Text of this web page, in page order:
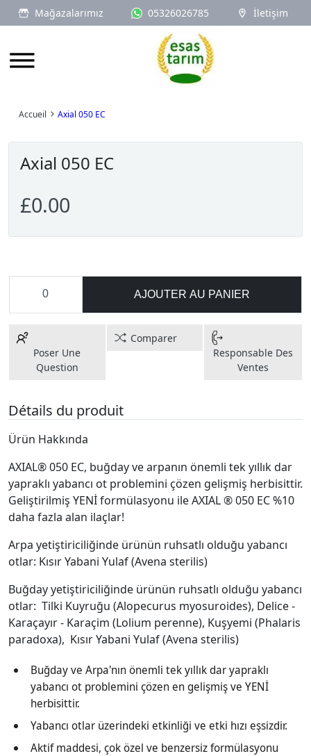
Mağazalarımız 05326026785 İletişim
Logo
Accueil Axial 050 EC
Axial 050 EC
£0.00
AJOUTER AU PANIER
Poser Une
Question
Comparer
Responsable Des
Ventes
Détails du produit
Ürün Hakkında
AXIAL® 050 EC, buğday ve arpanın önemli tek yıllık dar
yapraklı yabancı ot problemini çözen gelişmiş herbisittir.
Geliştirilmiş YENİ formülasyonu ile AXIAL ® 050 EC %10
daha fazla alan ilaçlar!
Arpa yetiştiriciliğinde ürünün ruhsatlı olduğu yabancı
otlar: Kısır Yabani Yulaf (Avena sterilis)
Buğday yetiştiriciliğinde ürünün ruhsatlı olduğu yabancı
otlar: Tilki Kuyruğu (Alopecurus myosuroides), Delice -
Karaçayır - Karaçim (Lolium perenne), Kuşyemi (Phalaris
paradoxa), Kısır Yabani Yulaf (Avena sterilis)
Buğday ve Arpa'nın önemli tek yıllık dar yapraklı
yabancı ot problemini çözen en gelişmiş ve YENİ
herbisittir.
Yabancı otlar üzerindeki etkinliği ve etki hızı eşsizdir.
Aktif maddesi, çok özel ve benzersiz formülasyonu